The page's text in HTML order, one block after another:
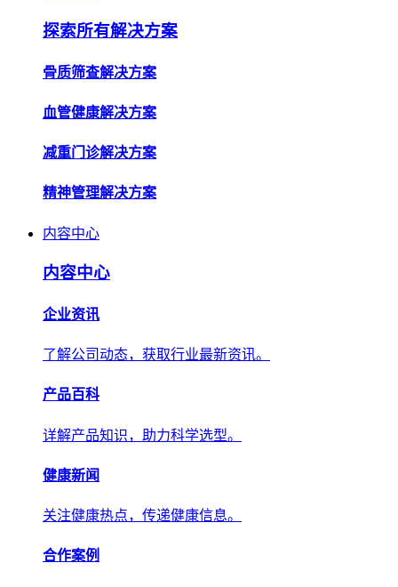
探索所有解决方案
骨质筛查解决方案
血管健康解决方案
减重门诊解决方案
精神管理解决方案
内容中心
内容中心
企业资讯
了解公司动态，获取行业最新资讯。
产品百科
详解产品知识，助力科学选型。
健康新闻
关注健康热点，传递健康信息。
合作案例